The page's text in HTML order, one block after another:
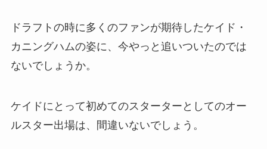
ドラフトの時に多くのファンが期待したケイド・
カニングハムの姿に、今やっと追いついたのでは
ないでしょうか。
ケイドにとって初めてのスターターとしてのオー
ルスター出場は、間違いないでしょう。